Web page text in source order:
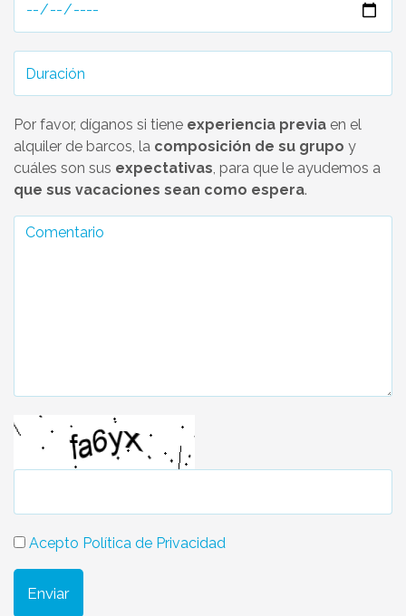
Por favor, díganos si tiene experiencia previa en el
alquiler de barcos, la composición de su grupo y
cuáles son sus expectativas, para que le ayudemos a
que sus vacaciones sean como espera.
Acepto Política de Privacidad